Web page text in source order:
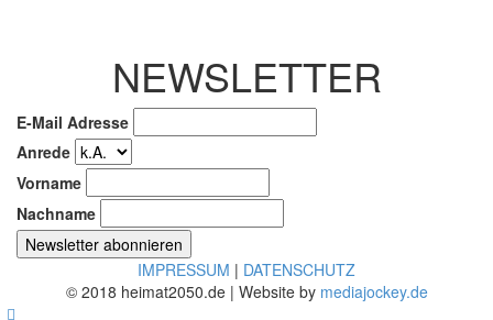
NEWSLETTER
E-Mail Adresse
Anrede
Vorname
Nachname
IMPRESSUM | DATENSCHUTZ
© 2018 heimat2050.de | Website by mediajockey.de